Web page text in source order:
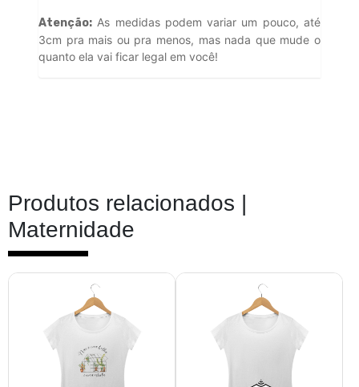
Atenção: As medidas podem variar um pouco, até
3cm pra mais ou pra menos, mas nada que mude o
quanto ela vai ficar legal em você!
Produtos relacionados |
Maternidade